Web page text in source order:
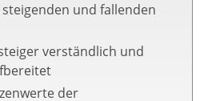
steigenden und fallenden
verständlich und
der